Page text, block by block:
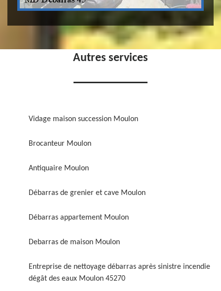
Autres services
Vidage maison succession Moulon
Brocanteur Moulon
Antiquaire Moulon
Débarras de grenier et cave Moulon
Débarras appartement Moulon
Debarras de maison Moulon
Entreprise de nettoyage débarras après sinistre incendie
dégât des eaux Moulon 45270